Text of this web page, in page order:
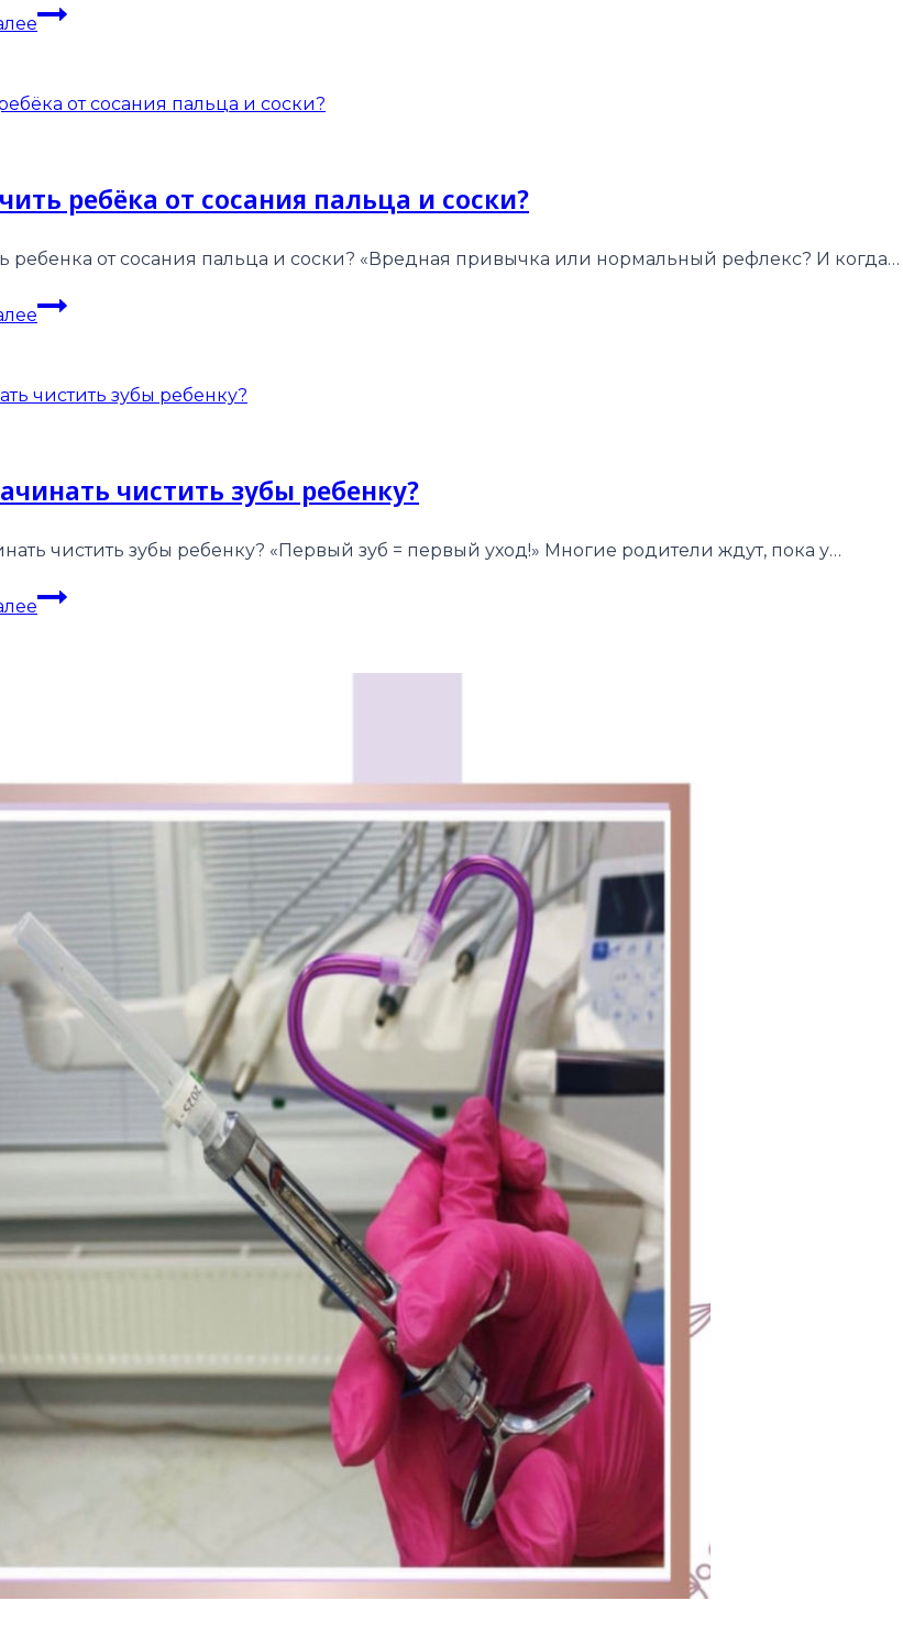
Эрозия
на
что
ребёка от сосания пальца и соски?
ребенка от сосания пальца и соски? «Вредная привычка или нормальный рефлекс? И когда…
Как
отучить
соски?
чистить зубы ребенку?
чистить зубы ребенку? «Первый зуб = первый уход!» Многие родители ждут, пока у…
Когда
начинать